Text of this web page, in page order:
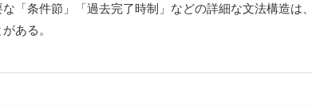
な「条件節」「過去完了時制」などの詳細な文法構造は
がある。